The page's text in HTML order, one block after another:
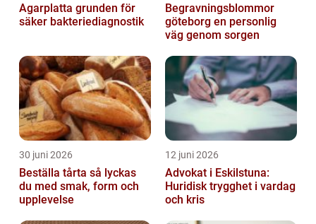
Agarplatta grunden för
säker bakteriediagnostik
Begravningsblommor
göteborg en personlig
väg genom sorgen
30 juni 2026
Beställa tårta så lyckas
du med smak, form och
upplevelse
12 juni 2026
Advokat i Eskilstuna:
Huridisk trygghet i vardag
och kris